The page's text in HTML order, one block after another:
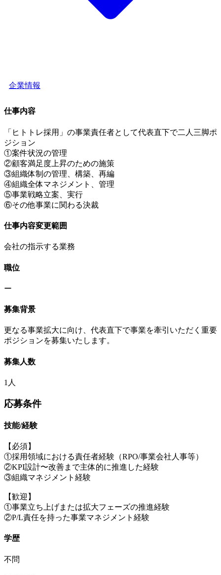
企業情報
仕事内容
「ヒトトレ採用」の事業責任者として代表直下で二人三脚ポ
ジション
①案件状況の管理
②顧客満足度上昇のための施策
③組織体制の管理、構築、再編
④組織全体マネジメント、管理
⑤事業戦略立案、実行
⑥その他事業に関わる決裁
仕事内容変更範囲
会社の指示する業務
職位
ー
募集背景
更なる事業拡大に向け、代表直下で事業を牽引いただく重要
ポジションを募集いたします。
募集人数
1人
応募条件
技能/経験
【必須】
①採用領域における責任者経験（RPO/事業会社人事等）
②KPI設計〜改善まで主体的に推進した経験
③組織マネジメント経験
【歓迎】
①事業立ち上げまたは拡大フェーズの推進経験
②P/L責任を持った事業マネジメント経験
学歴
不問